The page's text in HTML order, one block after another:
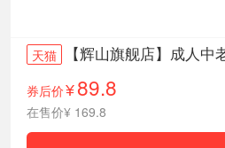
天猫 【辉山旗舰店】成人
券后价¥ 89.8
在售价¥ 169.8